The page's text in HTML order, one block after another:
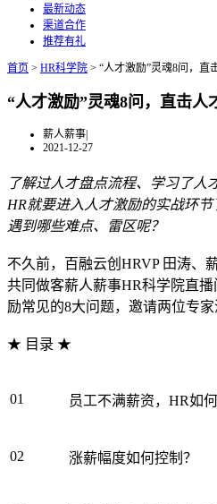
最新动态
渠道合作
推荐有礼
首页 > HR科学院 > “人才激励”灵魂8问，直
“人才激励”灵魂8问，直击人
薪人薪事|
2021-12-27
了解过人才盘点流程、学习了人
HR就要进入人才激励的实战环
遇到哪些难点、雷区呢？
不久前，百融云创HRVP 田涛、
共同做客薪人薪事HR科学院直
励常见的8大问题，邀请两位专家
★ 目录 ★
01 员工不满薪资，HR如
02 涨薪幅度如何控制？